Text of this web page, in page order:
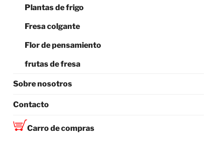
Plantas de frigo
Fresa colgante
Flor de pensamiento
frutas de fresa
Sobre nosotros
Contacto
Carro de compras